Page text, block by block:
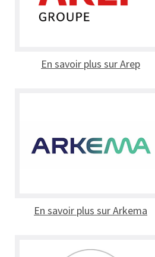
En savoir plus sur Arep
En savoir plus sur Arkema